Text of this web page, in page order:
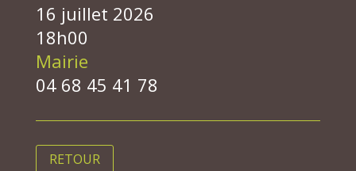
16 juillet 2026
18h00
Mairie
04 68 45 41 78
RETOUR